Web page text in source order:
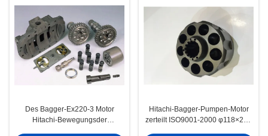
Des Bagger-Ex220-3 Motor
Hitachi-Bewegungsder
Hitachi-Bagger-Pumpen-Motor
zerteilt ISO9001-2000 φ118×209